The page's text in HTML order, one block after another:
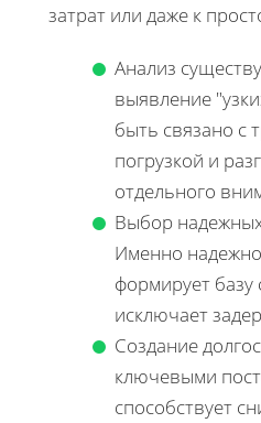
затрат или даже к
Анализ
выявление
быть связано с
погрузкой и
отдельного
Выбор
Именно
формирует базу
исключает
Создание
ключевыми
способствует